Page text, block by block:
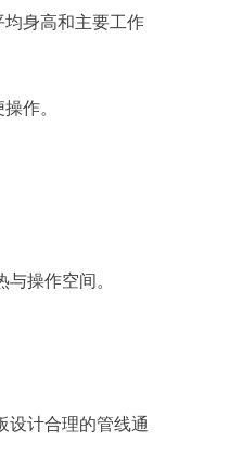
身高和主要工作
作。
与操作空间。
设计合理的管线通